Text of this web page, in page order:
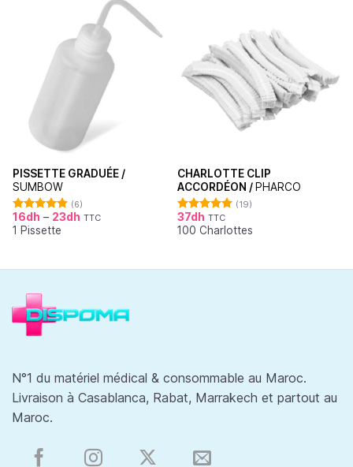
PISSETTE GRADUÉE /
SUMBOW
Note4.83
sur 5
(6)
16dh – 23dh TTC
1 Pissette
CHARLOTTE CLIP
ACCORDÉON / PHARCO
Note4.95
sur 5
(19)
37dh TTC
100 Charlottes
N°1 du matériel médical & consommable au Maroc.
Livraison à Casablanca, Rabat, Marrakech et partout au
Maroc.